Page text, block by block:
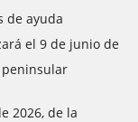
de ayuda
el 9 de junio de
peninsular
2026, de la